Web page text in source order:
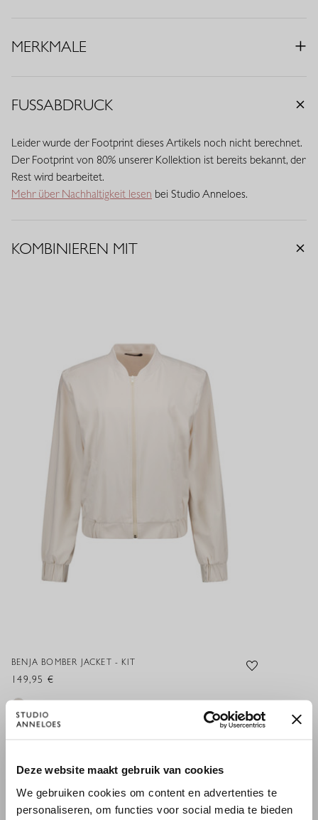
Deze website maakt gebruik van cookies
We gebruiken cookies om content en advertenties te
personaliseren, om functies voor social media te bieden
• Studio Anneloes Logo
MERKMALE
FUSSABDRUCK
Leider wurde der Footprint dieses Artikels noch nicht berechnet.
Der Footprint von 80% unserer Kollektion ist bereits bekannt, der
Rest wird bearbeitet.
Mehr über Nachhaltigkeit lesen bei Studio Anneloes.
KOMBINIEREN MIT
BENJA BOMBER JACKET - KIT
149,95 €
XXS XS S M L XL
HINZUFÜGEN
WILLKOMMEN BEI STUDIO
ANNELOES